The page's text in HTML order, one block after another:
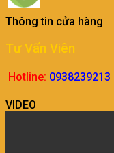
Thông tin cửa hàng
Tư Vấn Viên
Hotline: 0938239213
VIDEO